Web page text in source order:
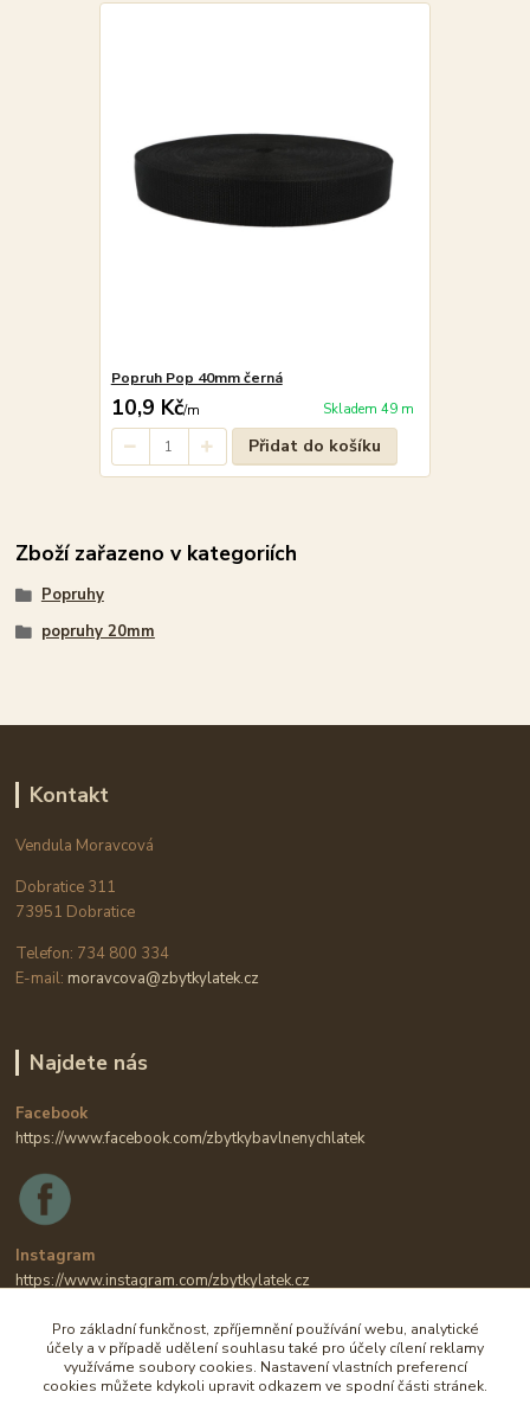
Popruh Pop 40mm černá
10,9 Kč/m Skladem 49 m
Přidat do košíku
Zboží zařazeno v kategoriích
Popruhy
popruhy 20mm
Kontakt
Vendula Moravcová
Dobratice 311
73951 Dobratice
Telefon: 734 800 334
E-mail: moravcova@zbytkylatek.cz
Najdete nás
Facebook
https://www.facebook.com/zbytkybavlnenychlatek
Instagram
https://www.instagram.com/zbytkylatek.cz
Pro základní funkčnost, zpříjemnění používání webu, analytické
účely a v případě udělení souhlasu také pro účely cílení reklamy
využíváme soubory cookies. Nastavení vlastních preferencí
cookies můžete kdykoli upravit odkazem ve spodní části stránek.